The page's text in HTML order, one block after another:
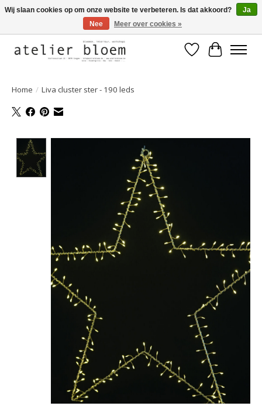
Welkom bij Atelier Bloem
Verlanglijst
Home / Liva cluster ster - 190 leds
Product image slideshow Items
Wij slaan cookies op om onze website te verbeteren. Is dat akkoord?
Ja
Nee
Meer over cookies »